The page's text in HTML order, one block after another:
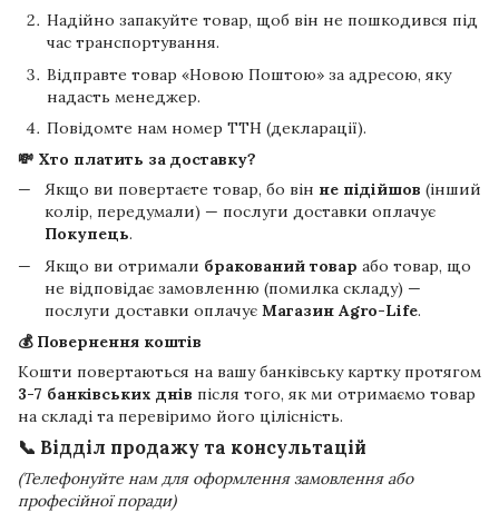
Надійно запакуйте товар, щоб він не пошкодився під
час транспортування.
Відправте товар «Новою Поштою» за адресою, яку
надасть менеджер.
Повідомте нам номер ТТН (декларації).
💸 Хто платить за доставку?
Якщо ви повертаєте товар, бо він не підійшов (інший
колір, передумали) — послуги доставки оплачує
Покупець.
Якщо ви отримали бракований товар або товар, що
не відповідає замовленню (помилка складу) —
послуги доставки оплачує Магазин Agro-Life.
💰 Повернення коштів
Кошти повертаються на вашу банківську картку протягом
3-7 банківських днів після того, як ми отримаємо товар
на складі та перевіримо його цілісність.
📞 Відділ продажу та консультацій
(Телефонуйте нам для оформлення замовлення або
професійної поради)